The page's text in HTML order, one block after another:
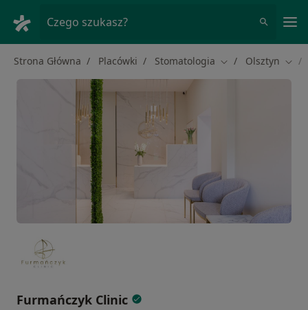
Czego szukasz?
Strona Główna Placówki Stomatologia Zmień miasto
Olsztyn
Furmańczyk Clinic